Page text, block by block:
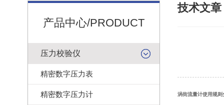
产品中心/PRODUCT
压力校验仪
精密数字压力表
精密数字压力计
技术文章
涡街流量计使用规则